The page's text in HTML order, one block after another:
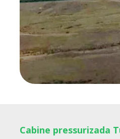
Cabine pressurizada